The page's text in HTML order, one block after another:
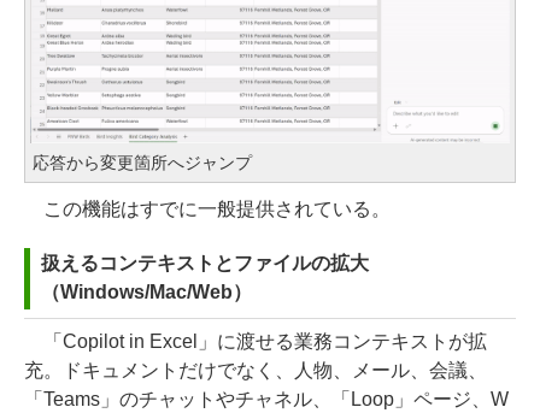
応答から変更箇所へジャンプ
この機能はすでに一般提供されている。
扱えるコンテキストとファイルの拡大
（Windows/Mac/Web）
「Copilot in Excel」に渡せる業務コンテキストが拡
充。ドキュメントだけでなく、人物、メール、会議、
「Teams」のチャットやチャネル、「Loop」ページ、W